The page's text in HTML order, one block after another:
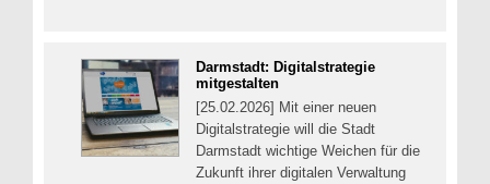
Darmstadt: Digitalstrategie
mitgestalten
[25.02.2026] Mit einer neuen
Digitalstrategie will die Stadt
Darmstadt wichtige Weichen für die
Zukunft ihrer digitalen Verwaltung